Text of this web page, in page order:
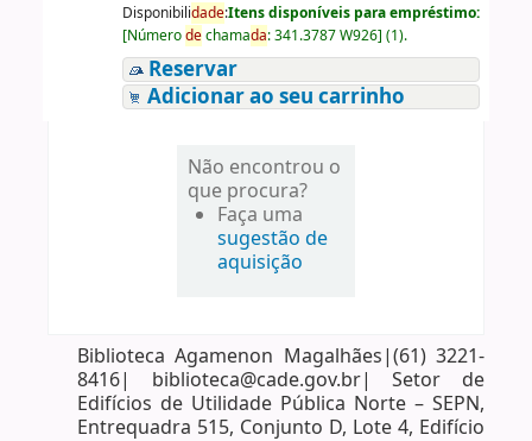
Disponibilidade:Itens disponíveis para empréstimo:
[Númerodechamada:341.3787 W926] (1).
Reservar
Adicionar ao seu carrinho
Não encontrou o
que procura?
Faça uma
sugestão de
aquisição
Biblioteca Agamenon Magalhães|(61) 3221-
8416| biblioteca@cade.gov.br| Setor de
Edifícios de Utilidade Pública Norte – SEPN,
Entrequadra 515, Conjunto D, Lote 4, Edifício